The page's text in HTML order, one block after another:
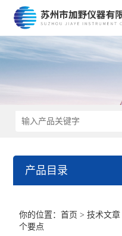
产品目录
球栅尺
你的位置：首页 >技术文章
个要点